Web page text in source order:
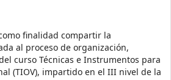
finalidad compartir la
al proceso de organización,
curso Técnicas e Instrumentos para
(TIOV), impartido en el III nivel de la